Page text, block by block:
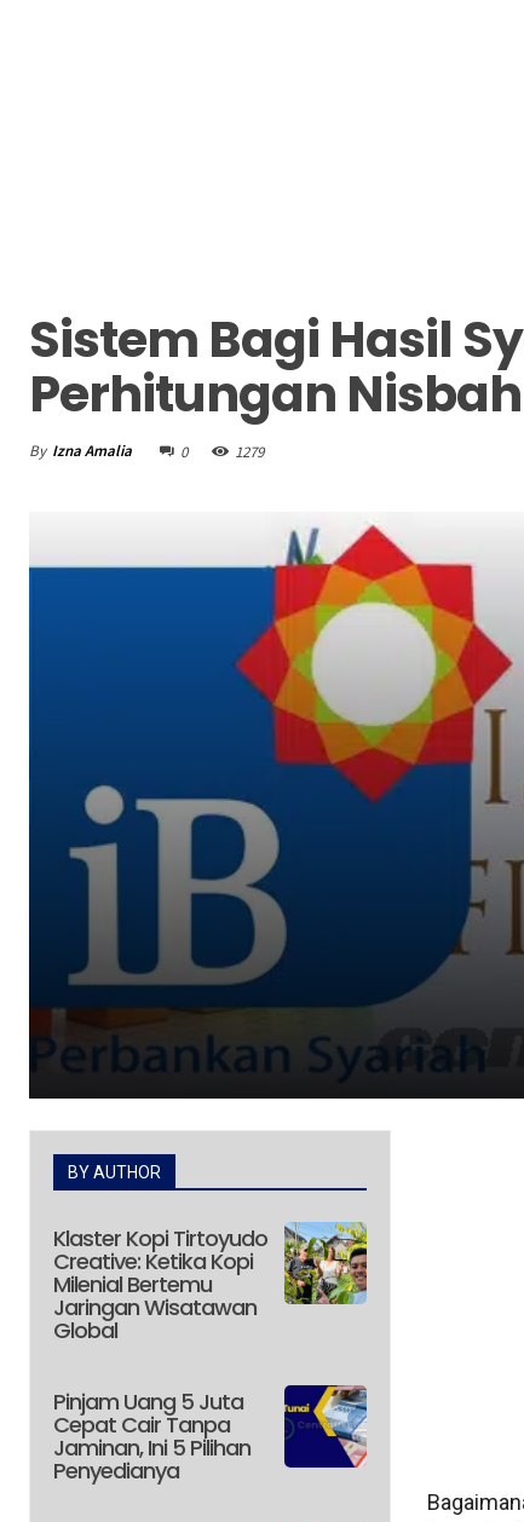
Sistem Bagi Hasil
Perhitungan
By Izna Amalia 0 1279
BY AUTHOR
Klaster Kopi Tirtoyudo
Creative: Ketika Kopi
Milenial Bertemu
Jaringan Wisatawan
Global
Pinjam Uang 5 Juta
Cepat Cair Tanpa
Jaminan, Ini 5 Pilihan
Penyedianya